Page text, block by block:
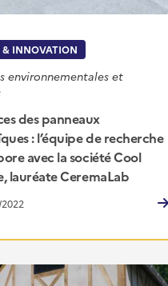
& INNOVATION
environnementales et
des panneaux
: l’équipe de recherche
avec la société Cool
lauréate CeremaLab